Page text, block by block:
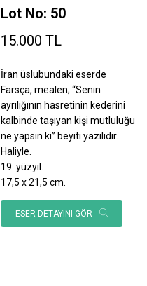
Lot No: 50
15.000 TL
İran üslubundaki eserde
Farsça, mealen; “Senin
ayrılığının hasretinin kederini
kalbinde taşıyan kişi mutluluğu
ne yapsın ki” beyiti yazılıdır.
Haliyle.
19. yüzyıl.
17,5 x 21,5 cm.
ESER DETAYINI GÖR